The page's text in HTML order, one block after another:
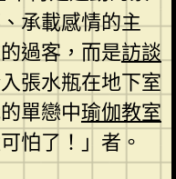
承載感情的主
過客，而是訪談
張水瓶在地下室
單戀中瑜伽教室
怕了！」者。